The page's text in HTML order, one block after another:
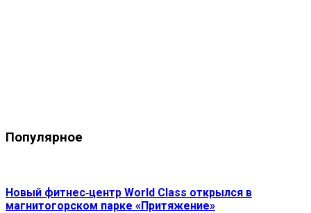
Популярное
Новый фитнес‑центр World Class открылся в
магнитогорском парке «Притяжение»